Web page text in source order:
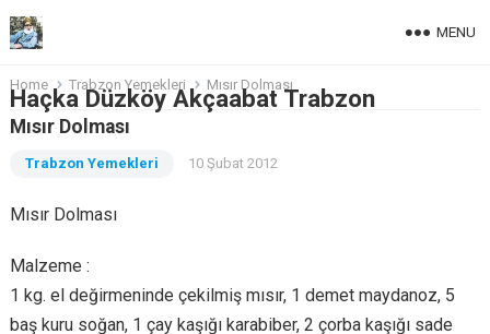
Haçka Düzköy Akçaabat Trabzon
MENU
Home Trabzon Yemekleri Mısır Dolması
Mısır Dolması
Trabzon Yemekleri 10 Şubat 2012
Mısır Dolması
Malzeme :
1 kg. el değirmeninde çekilmiş mısır, 1 demet maydanoz, 5
baş kuru soğan, 1 çay kaşığı karabiber, 2 çorba kaşığı sade